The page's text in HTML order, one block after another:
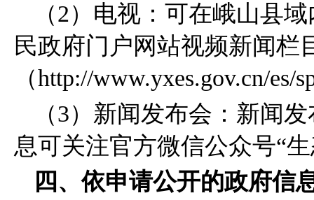
（2）电视：可在峨山县
民政府门户网站视频新闻栏
（http://www.yxes.gov.cn/
（3）新闻发布会：新闻
息可关注官方微信公众号“
四、依申请公开的政府信